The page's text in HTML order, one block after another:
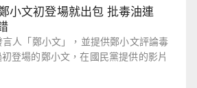
小文初登場就出包 批毒油連
人「鄭小文」，並提供鄭小文評論毒
登場的鄭小文，在國民黨提供的影片